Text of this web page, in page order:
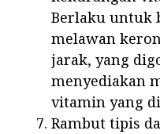
Berlaku untuk
melawan
jarak, yang
menyediakan
vitamin yang
Rambut tipis